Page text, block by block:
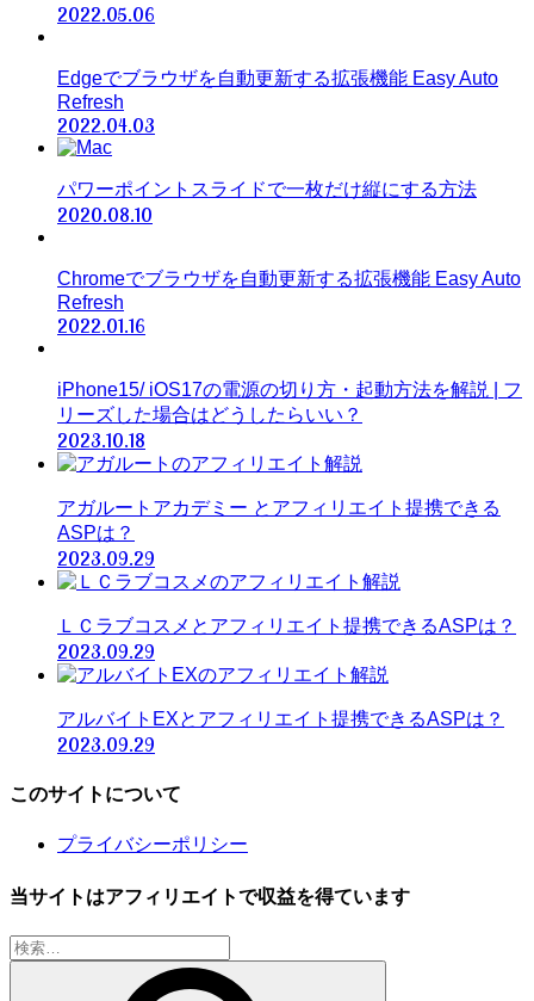
2022.05.06
Edgeでブラウザを自動更新する拡張機能 Easy Auto
Refresh
2022.04.03
パワーポイントスライドで一枚だけ縦にする方法
2020.08.10
Chromeでブラウザを自動更新する拡張機能 Easy Auto
Refresh
2022.01.16
iPhone15/ iOS17の電源の切り方・起動方法を解説 | フ
リーズした場合はどうしたらいい？
2023.10.18
アガルートアカデミー とアフィリエイト提携できる
ASPは？
2023.09.29
ＬＣラブコスメとアフィリエイト提携できるASPは？
2023.09.29
アルバイトEXとアフィリエイト提携できるASPは？
2023.09.29
このサイトについて
プライバシーポリシー
当サイトはアフィリエイトで収益を得ています
検
索: